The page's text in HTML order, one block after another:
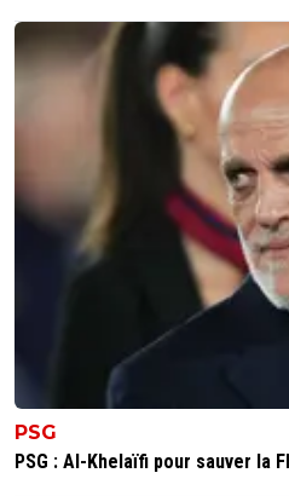
PSG
PSG : Al-Khelaïfi pour sauver la